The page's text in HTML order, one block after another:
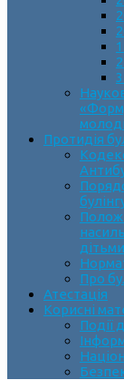
Протидія
Про
Атестація
Корисні
Події